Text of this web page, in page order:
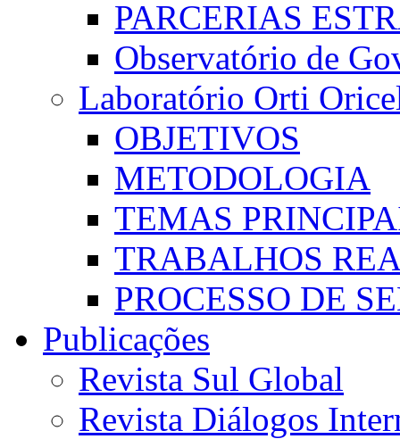
PARCERIAS
Observatório de
Laboratório Orti
OBJETIVOS
METODOLOGIA
TEMAS
TRABALHOS
PROCESSO DE
Publicações
Revista Sul Global
Revista Diálogos